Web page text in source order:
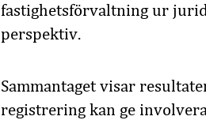
fastighetsförvaltning ur
perspektiv.
Sammantaget visar
registrering kan ge